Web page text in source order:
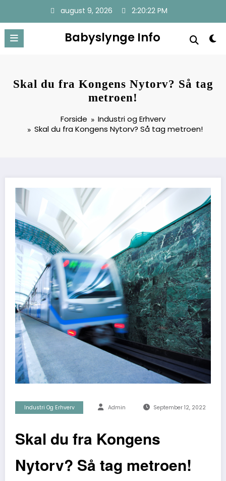
indhold
august 9, 2026 2:20:23 PM
Babyslynge Info
Skal du fra Kongens Nytorv? Så tag
metroen!
Forside
Industri og Erhverv
Skal du fra Kongens Nytorv? Så tag metroen!
Industri Og Erhverv Admin September 12, 2022
Skal du fra Kongens
Nytorv? Så tag metroen!